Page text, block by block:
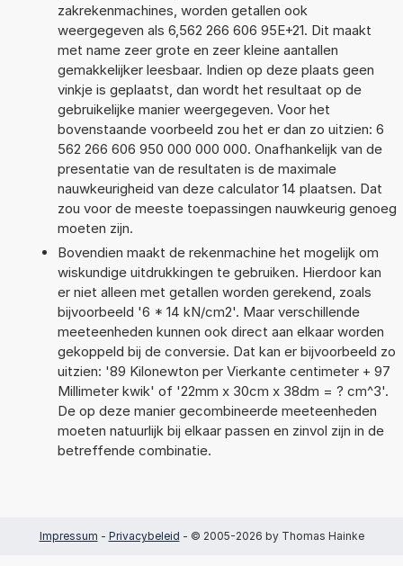
zakrekenmachines, worden getallen ook
weergegeven als 6,562 266 606 95E+21. Dit maakt
met name zeer grote en zeer kleine aantallen
gemakkelijker leesbaar. Indien op deze plaats geen
vinkje is geplaatst, dan wordt het resultaat op de
gebruikelijke manier weergegeven. Voor het
bovenstaande voorbeeld zou het er dan zo uitzien: 6
562 266 606 950 000 000 000. Onafhankelijk van de
presentatie van de resultaten is de maximale
nauwkeurigheid van deze calculator 14 plaatsen. Dat
zou voor de meeste toepassingen nauwkeurig genoeg
moeten zijn.
Bovendien maakt de rekenmachine het mogelijk om
wiskundige uitdrukkingen te gebruiken. Hierdoor kan
er niet alleen met getallen worden gerekend, zoals
bijvoorbeeld '6 * 14 kN/cm2'. Maar verschillende
meeteenheden kunnen ook direct aan elkaar worden
gekoppeld bij de conversie. Dat kan er bijvoorbeeld zo
uitzien: '89 Kilonewton per Vierkante centimeter + 97
Millimeter kwik' of '22mm x 30cm x 38dm = ? cm^3'.
De op deze manier gecombineerde meeteenheden
moeten natuurlijk bij elkaar passen en zinvol zijn in de
betreffende combinatie.
Impressum - Privacybeleid - © 2005-2026 by Thomas Hainke